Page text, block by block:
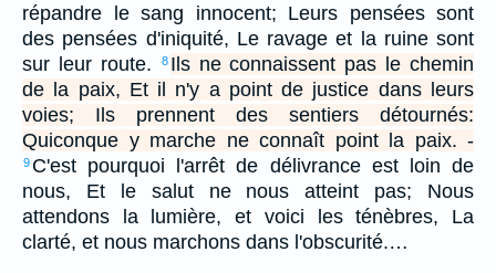
répandre le sang innocent; Leurs pensées sont
des pensées d'iniquité, Le ravage et la ruine sont
sur leur route.
8 Ils ne connaissent pas le chemin
de la paix, Et il n'y a point de justice dans leurs
voies; Ils prennent des sentiers détournés:
Quiconque y marche ne connaît point la paix. -
9 C'est pourquoi l'arrêt de délivrance est loin de
nous, Et le salut ne nous atteint pas; Nous
attendons la lumière, et voici les ténèbres, La
clarté, et nous marchons dans l'obscurité.…